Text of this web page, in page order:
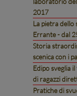
2017
La pietra dello
Errante - dal
Storia
scenica con i
Edipo sveglia
di ragazzi
Pratiche di